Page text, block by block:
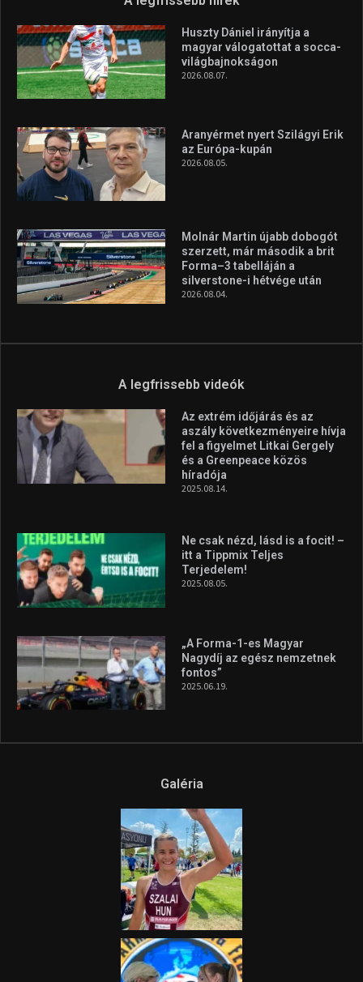
Huszty Dániel irányítja a
magyar válogatottat a socca-
világbajnokságon
2026.08.07.
Aranyérmet nyert Szilágyi Erik
az Európa-kupán
2026.08.05.
Molnár Martin újabb dobogót
szerzett, már második a brit
Forma–3 tabelláján a
silverstone-i hétvége után
2026.08.04.
A legfrissebb videók
Az extrém időjárás és az
aszály következményeire hívja
fel a figyelmet Litkai Gergely
és a Greenpeace közös
híradója
2025.08.14.
Ne csak nézd, lásd is a focit! –
itt a Tippmix Teljes
Terjedelem!
2025.08.05.
„A Forma-1-es Magyar
Nagydíj az egész nemzetnek
fontos”
2025.06.19.
Galéria